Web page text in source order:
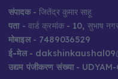
संपादक- जितेंद्र कुमार साहू
पता- वार्ड क्रमांक - 10, सुभाष
मोबाइल- 7489036529
ई-मेल-
उद्यम पंजीकरण संख्या-